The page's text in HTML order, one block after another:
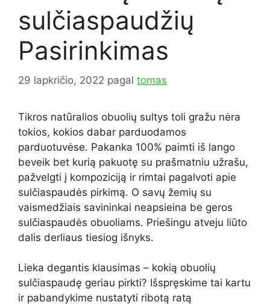
sulčiaspaudžių
Pasirinkimas
29 lapkričio, 2022 pagal tomas
Tikros natūralios obuolių sultys toli gražu nėra
tokios, kokios dabar parduodamos
parduotuvėse. Pakanka 100% paimti iš lango
beveik bet kurią pakuotę su prašmatniu užrašu,
pažvelgti į kompoziciją ir rimtai pagalvoti apie
sulčiaspaudės pirkimą. O savų žemių su
vaismedžiais savininkai neapsieina be geros
sulčiaspaudės obuoliams. Priešingu atveju liūto
dalis derliaus tiesiog išnyks.
Lieka degantis klausimas – kokią obuolių
sulčiaspaudę geriau pirkti? Išspręskime tai kartu
ir pabandykime nustatyti ribotą ratą